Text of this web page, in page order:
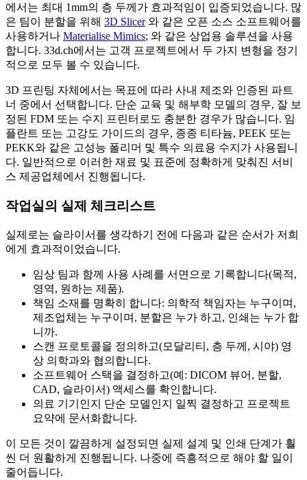
에서는 최대 1mm의 층 두께가 효과적임이 입증되었습니다. 많
은 팀이 분할을 위해 3D Slicer와 같은 오픈 소스 소프트웨어를
사용하거나 Materialise Mimics; 와 같은 상업용 솔루션을 사용
합니다. 33d.ch에서는 고객 프로젝트에서 두 가지 변형을 정기
적으로 모두 볼 수 있습니다.
3D 프린팅 자체에서는 목표에 따라 사내 제조와 인증된 파트
너 중에서 선택합니다. 단순 교육 및 해부학 모델의 경우, 잘 보
정된 FDM 또는 수지 프린터로도 충분한 경우가 많습니다. 임
플란트 또는 고강도 가이드의 경우, 종종 티타늄, PEEK 또는
PEKK와 같은 고성능 폴리머 및 특수 의료용 수지가 사용됩니
다. 일반적으로 이러한 재료 및 표준에 정확하게 맞춰진 서비
스 제공업체에서 진행됩니다.
작업실의 실제 체크리스트
실제로는 슬라이서를 생각하기 전에 다음과 같은 순서가 저희
에게 효과적이었습니다.
임상 팀과 함께 사용 사례를 서면으로 기록합니다(목적,
영역, 원하는 제품).
책임 소재를 명확히 합니다: 의학적 책임자는 누구이며,
제조업체는 누구이며, 분할은 누가 하고, 인쇄는 누가 합
니까.
스캔 프로토콜을 정의하고(모달리티, 층 두께, 시야) 영
상 의학과와 협의합니다.
소프트웨어 스택을 결정하고(예: DICOM 뷰어, 분할,
CAD, 슬라이서) 액세스를 확인합니다.
의료 기기인지 단순 모델인지 일찍 결정하고 프로젝트
요약에 문서화합니다.
이 모든 것이 깔끔하게 설정되면 실제 설계 및 인쇄 단계가 훨
씬 더 원활하게 진행됩니다. 나중에 즉흥적으로 해야 할 일이
줄어듭니다.